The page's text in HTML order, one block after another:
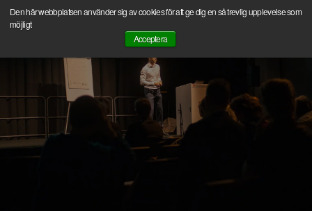
Den här webbplatsen använder sig av cookies för att ge dig en så trevlig upplevelse som
möjligt
Acceptera
Hoppa
Boka ett första Discovery Call med oss och ställ dina frågor.
Kontakta oss